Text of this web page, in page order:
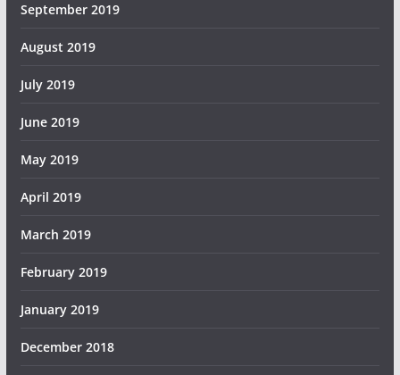
September 2019
August 2019
July 2019
June 2019
May 2019
April 2019
March 2019
February 2019
January 2019
December 2018